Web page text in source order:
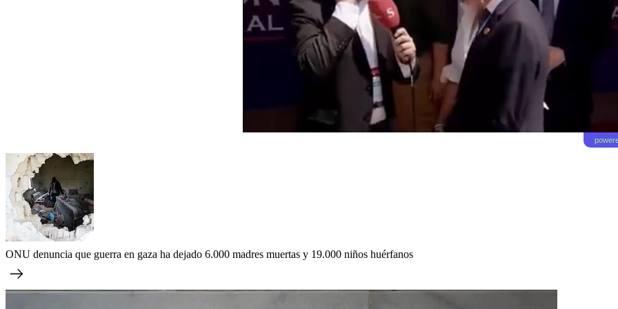
ONU denuncia que guerra en gaza ha dejado 6.000 madres muertas y 19.000 niños huérfanos